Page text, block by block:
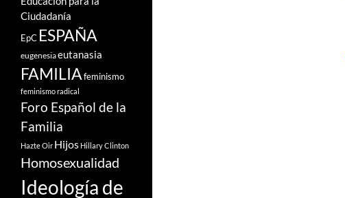
Ciudadanía
EpC ESPAÑA
eugenesiaeutanasia
FAMILIAfeminismo
feminismo radical
Foro Español de la
Familia
Hazte Oir Hijos Hillary Clinton
Homosexualidad
Ideología de